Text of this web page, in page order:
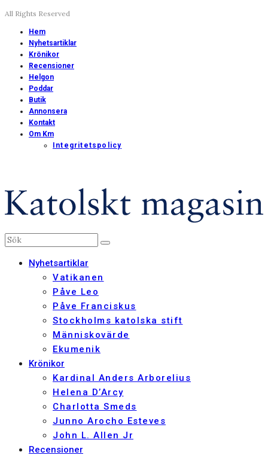
All Rights Reserved
Hem
Nyhetsartiklar
Krönikor
Recensioner
Helgon
Poddar
Butik
Annonsera
Kontakt
Om Km
Integritetspolicy
Nyhetsartiklar
Vatikanen
Påve Leo
Påve Franciskus
Stockholms katolska stift
Människovärde
Ekumenik
Krönikor
Kardinal Anders Arborelius
Helena D’Arcy
Charlotta Smeds
Junno Arocho Esteves
John L. Allen Jr
Recensioner